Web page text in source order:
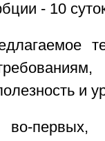
- 10
и
во-